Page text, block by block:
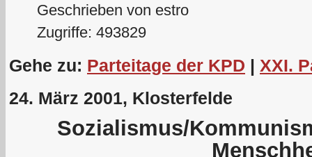
Geschrieben von estro
Zugriffe: 493829
Gehe zu: Parteitage der KPD | XXI.
24. März 2001, Klosterfelde
Sozialismus/